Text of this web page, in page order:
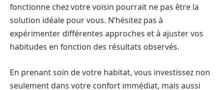
fonctionne chez votre voisin pourrait ne pas être la
solution idéale pour vous. N’hésitez pas à
expérimenter différentes approches et à ajuster vos
habitudes en fonction des résultats observés.
En prenant soin de votre habitat, vous investissez non
seulement dans votre confort immédiat, mais aussi